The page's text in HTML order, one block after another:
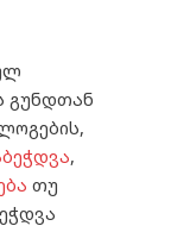
გუნდთან
,
თუ